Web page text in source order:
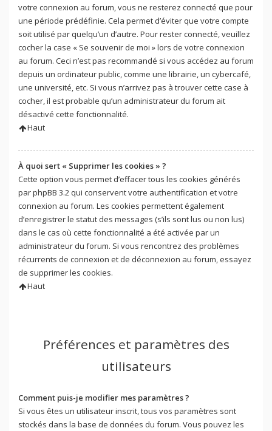
votre connexion au forum, vous ne resterez connecté que pour
une période prédéfinie. Cela permet d’éviter que votre compte
soit utilisé par quelqu’un d’autre. Pour rester connecté, veuillez
cocher la case « Se souvenir de moi » lors de votre connexion
au forum. Ceci n’est pas recommandé si vous accédez au forum
depuis un ordinateur public, comme une librairie, un cybercafé,
une université, etc. Si vous n’arrivez pas à trouver cette case à
cocher, il est probable qu’un administrateur du forum ait
désactivé cette fonctionnalité.
Haut
À quoi sert « Supprimer les cookies » ?
Cette option vous permet d’effacer tous les cookies générés
par phpBB 3.2 qui conservent votre authentification et votre
connexion au forum. Les cookies permettent également
d’enregistrer le statut des messages (s’ils sont lus ou non lus)
dans le cas où cette fonctionnalité a été activée par un
administrateur du forum. Si vous rencontrez des problèmes
récurrents de connexion et de déconnexion au forum, essayez
de supprimer les cookies.
Haut
Préférences et paramètres des
utilisateurs
Comment puis-je modifier mes paramètres ?
Si vous êtes un utilisateur inscrit, tous vos paramètres sont
stockés dans la base de données du forum. Vous pouvez les